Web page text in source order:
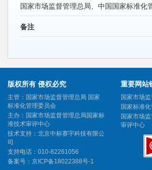
国家市场监督管理总局、中国国家标准化
备注
版权所有 侵权必究
主管：国家市场监督管理总局 国家
标准化管理委员会
主办：国家市场监督管理总局国家标
准技术审评中心
技术支持：北京中标赛宇科技有限公
司
支持电话：010-82261056
备案号： 京ICP备18022388号-1
重要网站
国家市场
国家标准
国家市场
审评中心